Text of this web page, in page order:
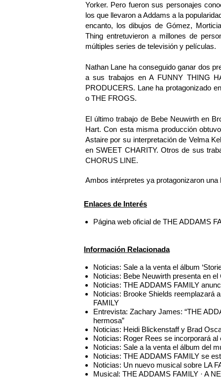
Yorker. Pero fueron sus personajes
los que llevaron a Addams a la
encanto, los dibujos de Gómez,
Thing entretuvieron a millones de
múltiples series de televisión y películas.
Nathan Lane ha conseguido ganar dos
a sus trabajos en A FUNNY THING
PRODUCERS. Lane ha protagonizado
o THE FROGS.
El último trabajo de Bebe Neuwirth en
Hart. Con esta misma producción
Astaire por su interpretación de Velma
en SWEET CHARITY. Otros de sus
CHORUS LINE.
Ambos intérpretes ya protagonizaron
Enlaces de Interés
Página web oficial de THE ADDAMS
Información Relacionada
Noticias: Sale a la venta el álbum
Noticias: Bebe Neuwirth presenta en el
Noticias: THE ADDAMS FAMILY
Noticias: Brooke Shields reemplazará
FAMILY
Entrevista: Zachary James: “THE
hermosa”
Noticias: Heidi Blickenstaff y Brad
Noticias: Roger Rees se incorporará
Noticias: Sale a la venta el álbum del
Noticias: THE ADDAMS FAMILY se
Noticias: Un nuevo musical sobre LA
Musical: THE ADDAMS FAMILY · A